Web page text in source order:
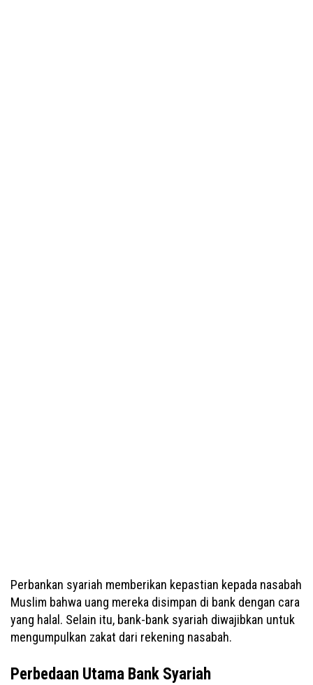
Perbankan syariah memberikan kepastian kepada nasabah
Muslim bahwa uang mereka disimpan di bank dengan cara
yang halal. Selain itu, bank-bank syariah diwajibkan untuk
mengumpulkan zakat dari rekening nasabah.
Perbedaan Utama Bank Syariah